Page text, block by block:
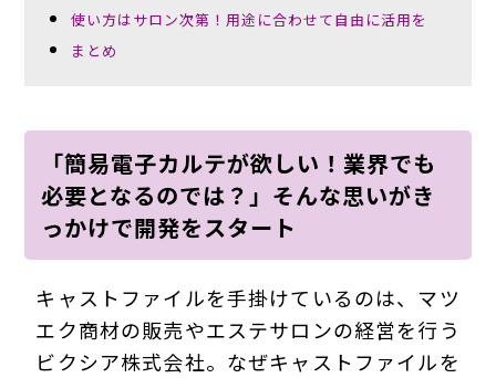
使い方はサロン次第！用途に合わせて自由に活用を
まとめ
「簡易電子カルテが欲しい！業界でも
必要となるのでは？」そんな思いがき
っかけで開発をスタート
キャストファイルを手掛けているのは、マツ
エク商材の販売やエステサロンの経営を行う
ビクシア株式会社。なぜキャストファイルを